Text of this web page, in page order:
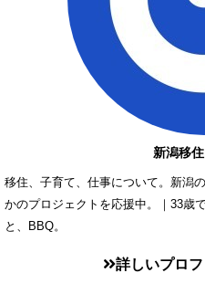
新潟移
移住、子育て、仕事について。新潟
かのプロジェクトを応援中。｜33歳
と、BBQ。
詳しいプロ